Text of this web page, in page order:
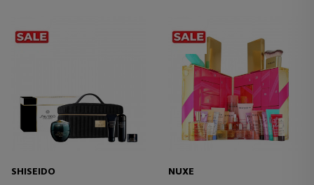
SHISEIDO
NUXE